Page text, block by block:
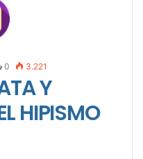
0 3.221
Y
HIPISMO